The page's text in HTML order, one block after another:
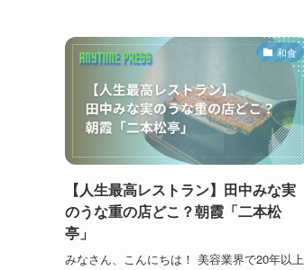
和食
【人生最高レストラン】田中みな実
のうな重の店どこ？朝霞「二本松
亭」
みなさん、こんにちは！ 美容業界で20年以上